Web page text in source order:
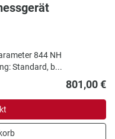
844 NH
Standard, b...
801,00 €